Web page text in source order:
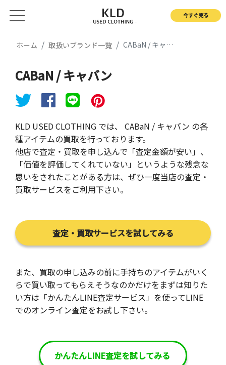
今すぐ売る
ホーム 取扱いブランド一覧 CABaN / キャバン
CABaN / キャバン
KLD USED CLOTHING では、 CABaN / キャバン の各
種アイテムの買取を行っております。
他店で査定・買取を申し込んで「査定金額が安い」、
「価値を評価してくれていない」というような残念な
思いをされたことがある方は、ぜひ一度当店の査定・
買取サービスをご利用下さい。
査定・買取サービスを試してみる
また、買取の申し込みの前に手持ちのアイテムがいく
らで買い取ってもらえそうなのかだけをまずは知りた
い方は「かんたんLINE査定サービス」を使ってLINE
でのオンライン査定をお試し下さい。
かんたんLINE査定を試してみる